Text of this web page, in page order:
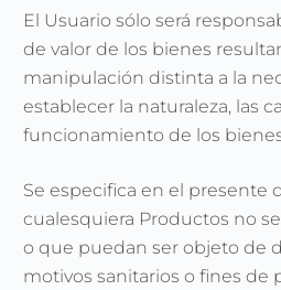
El Usuario sólo será
de valor de los bienes
manipulación distinta a la
establecer la naturaleza, las
funcionamiento de los
Se especifica en el presente
cualesquiera Productos no
o que puedan ser objeto de
motivos sanitarios o fines de